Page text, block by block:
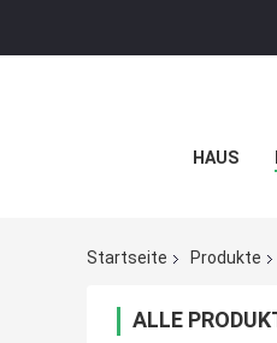
HAUS
Startseite Produkte
ALLE